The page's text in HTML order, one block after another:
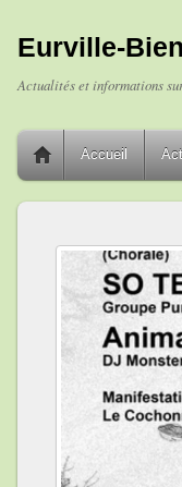
Eurville-
Actualités et informations
Accueil